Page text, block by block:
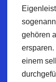
gehören
einem